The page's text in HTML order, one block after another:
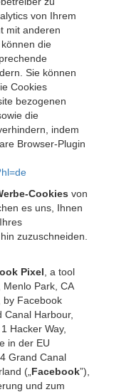
von Ihrem
mit anderen
die
Sie können
Cookies
bezogenen
die
indem
Browser-Plugin
Cookies von
es uns, Ihnen
zuzuschneiden.
Pixel , a tool
Park, CA
by Facebook
Harbour,
Hacker Way,
in der EU
Grand Canal
(„ Facebook”),
und zum